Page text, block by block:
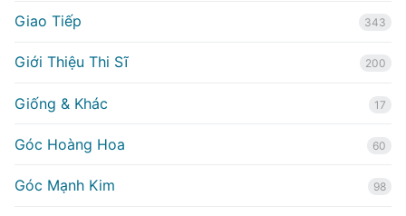
Giao Tiếp 343
Giới Thiệu Thi Sĩ 200
Giống & Khác 17
Góc Hoàng Hoa 60
Góc Mạnh Kim 98